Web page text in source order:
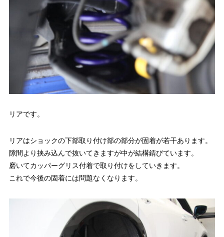
リアです。
リアはショックの下部取り付け部の部分が固着が若干あります。
隙間より挟み込んで抜いてきますが中が結構錆びています。
磨いてカッパーグリス付着で取り付けをしていきます。
これで今後の固着には問題なくなります。